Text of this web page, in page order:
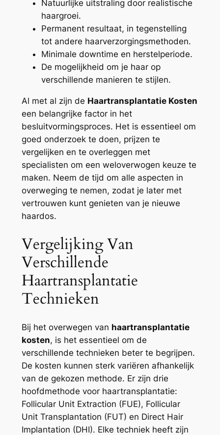
Natuurlijke uitstraling door realistische
haargroei.
Permanent resultaat, in tegenstelling
tot andere haarverzorgingsmethoden.
Minimale downtime en herstelperiode.
De mogelijkheid om je haar op
verschillende manieren te stijlen.
Al met al zijn de Haartransplantatie Kosten
een belangrijke factor in het
besluitvormingsproces. Het is essentieel om
goed onderzoek te doen, prijzen te
vergelijken en te overleggen met
specialisten om een weloverwogen keuze te
maken. Neem de tijd om alle aspecten in
overweging te nemen, zodat je later met
vertrouwen kunt genieten van je nieuwe
haardos.
Vergelijking Van
Verschillende
Haartransplantatie
Technieken
Bij het overwegen van haartransplantatie
kosten, is het essentieel om de
verschillende technieken beter te begrijpen.
De kosten kunnen sterk variëren afhankelijk
van de gekozen methode. Er zijn drie
hoofdmethode voor haartransplantatie:
Follicular Unit Extraction (FUE), Follicular
Unit Transplantation (FUT) en Direct Hair
Implantation (DHI). Elke techniek heeft zijn